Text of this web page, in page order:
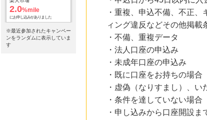
24時間前
楽天ブックス
1.0 %mile
にお申し込みがありました
※最近参加されたキャンペー
ンをランダムに表示していま
す
・重複、申込不備、不正
ィング違反などその他掲載
・不備、重複データ
・法人口座の申込み
・未成年口座の申込み
・既に口座をお持ちの場合
・虚偽（なりすまし）、
・条件を達していない場合
・申し込みから口座開設